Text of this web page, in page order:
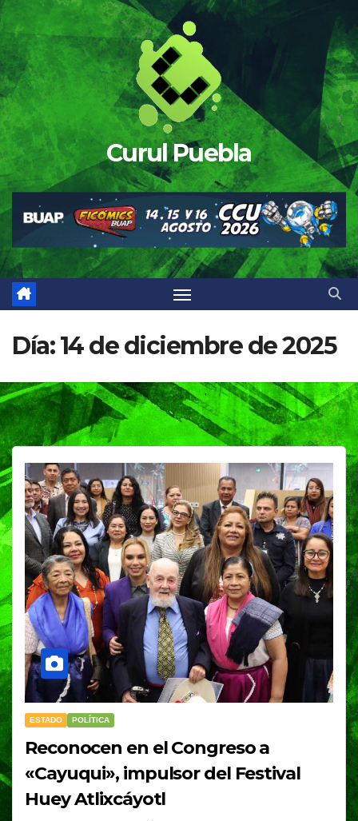
Saltar
al
contenido
Curul Puebla
Día:14 de diciembre de 2025
ESTADO POLÍTICA
Reconocen en el Congreso a
«Cayuqui», impulsor del Festival
Huey Atlixcáyotl